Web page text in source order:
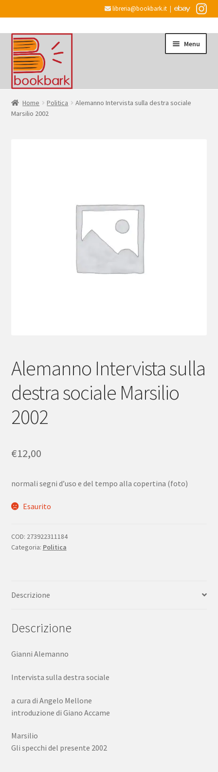
libreria@bookbark.it |
Vai
alla
navigazione
Vai
al
contenuto
Menu
HomeHome Politica
Alemanno Intervista sulla destra sociale
Marsilio 2002
Alemanno Intervista sulla
destra sociale Marsilio
2002
€12,00
normali segni d’uso e del tempo alla copertina (foto)
Esaurito
COD: 273922311184
Categoria: Politica
Descrizione
Descrizione
Gianni Alemanno
Intervista sulla destra sociale
a cura di Angelo Mellone
introduzione di Giano Accame
Marsilio
Gli specchi del presente 2002